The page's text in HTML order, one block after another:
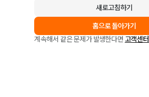
새로고침하기
홈으로 돌아가기
계속해서 같은 문제가 발생한다면 고객센터